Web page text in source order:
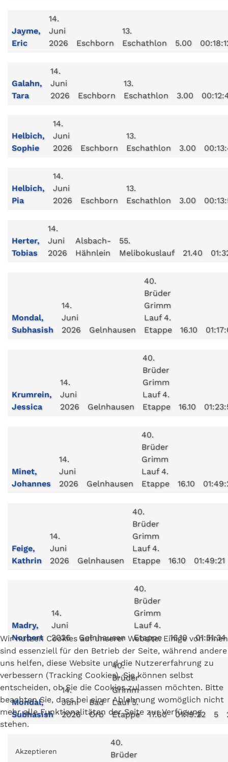
Jayme,
Eric
14.
Juni
2026
Eschborn
13.
Eschathlon
5.00
Galahn,
Tara
14.
Juni
2026
Eschborn
13.
Eschathlon
3.00
Helbich,
Sophie
14.
Juni
2026
Eschborn
13.
Eschathlon
3.00
Helbich,
Pia
14.
Juni
2026
Eschborn
13.
Eschathlon
3.00
Herter,
Tobias
14.
Juni
2026
Alsbach-
Hähnlein
55.
Melibokuslauf
21.40
Mondal,
Subhasish
14.
Juni
2026
Gelnhausen
40.
Brüder
Grimm
Lauf 4.
Etappe
16.10
Krumrein,
Jessica
14.
Juni
2026
Gelnhausen
40.
Brüder
Grimm
Lauf 4.
Etappe
16.10
Minet,
Johannes
14.
Juni
2026
Gelnhausen
40.
Brüder
Grimm
Lauf 4.
Etappe
16.10
Feige,
Kathrin
14.
Juni
2026
Gelnhausen
40.
Brüder
Grimm
Lauf 4.
Etappe
16.10 01:49:21
Madry,
Norbert
14.
Juni
2026
Gelnhausen
40.
Brüder
Grimm
Lauf 4.
Etappe
16.10 01:51:34
Mondal,
Subhasish
14.
Juni
2026
Bad
Orb
40.
Brüder
Grimm
Lauf 5.
Etappe
17.60 01:19:22 5
40.
Brüder
Wir nutzen Cookies auf unserer Website. Einige von ihnen
sind essenziell für den Betrieb der Seite, während andere
uns helfen, diese Website und die Nutzererfahrung zu
verbessern (Tracking Cookies). Sie können selbst
entscheiden, ob Sie die Cookies zulassen möchten. Bitte
beachten Sie, dass bei einer Ablehnung womöglich nicht
mehr alle Funktionalitäten der Seite zur Verfügung
stehen.
Akzeptieren